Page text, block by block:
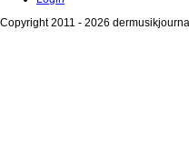
Copyright 2011 - 2026